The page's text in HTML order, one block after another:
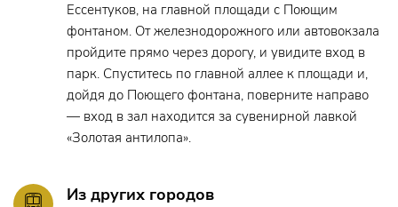
Ессентуков, на главной площади с Поющим
фонтаном. От железнодорожного или автовокзала
пройдите прямо через дорогу, и увидите вход в
парк. Спуститесь по главной аллее к площади и,
дойдя до Поющего фонтана, поверните направо
— вход в зал находится за сувенирной лавкой
«Золотая антилопа».
Из других городов